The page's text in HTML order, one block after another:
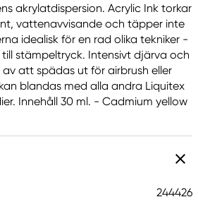
akrylatdispersion. Acrylic Ink torkar
vattenavvisande och täpper inte
idealisk för en rad olika tekniker -
stämpeltryck. Intensivt djärva och
att spädas ut för airbrush eller
blandas med alla andra Liquitex
Innehåll 30 ml. - Cadmium yellow
244426